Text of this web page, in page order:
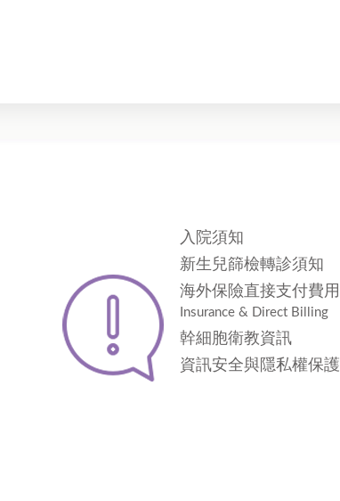
入院須知
新生兒篩檢轉診須知
海外保險直接支付費用
Insurance & Direct Billing
幹細胞衛教資訊
資訊安全與隱私權保護